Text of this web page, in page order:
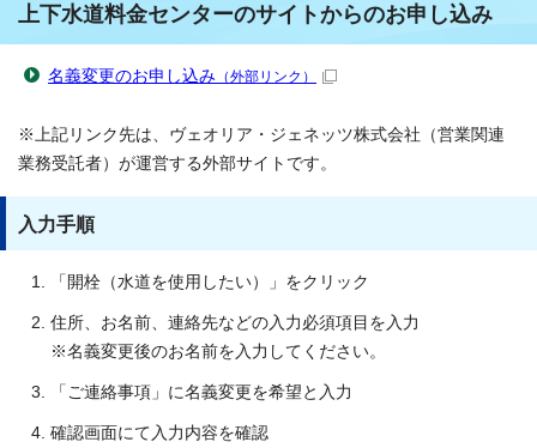
上下水道料金センターのサイトからのお申し込み
名義変更のお申し込み （外部リンク）
※上記リンク先は、ヴェオリア・ジェネッツ株式会社（営業関連
業務受託者）が運営する外部サイトです。
入力手順
「開栓（水道を使用したい）」をクリック
住所、お名前、連絡先などの入力必須項目を入力
※名義変更後のお名前を入力してください。
「ご連絡事項」に名義変更を希望と入力
確認画面にて入力内容を確認